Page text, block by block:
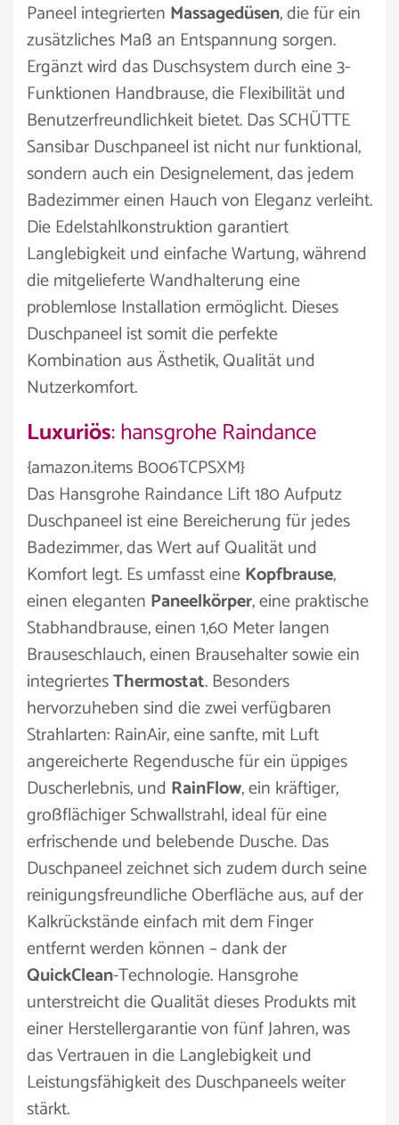
Paneel integrierten Massagedüsen, die für ein
zusätzliches Maß an Entspannung sorgen.
Ergänzt wird das Duschsystem durch eine 3-
Funktionen Handbrause, die Flexibilität und
Benutzerfreundlichkeit bietet. Das SCHÜTTE
Sansibar Duschpaneel ist nicht nur funktional,
sondern auch ein Designelement, das jedem
Badezimmer einen Hauch von Eleganz verleiht.
Die Edelstahlkonstruktion garantiert
Langlebigkeit und einfache Wartung, während
die mitgelieferte Wandhalterung eine
problemlose Installation ermöglicht. Dieses
Duschpaneel ist somit die perfekte
Kombination aus Ästhetik, Qualität und
Nutzerkomfort.
Luxuriös: hansgrohe Raindance
{amazon.items B006TCPSXM}
Das Hansgrohe Raindance Lift 180 Aufputz
Duschpaneel ist eine Bereicherung für jedes
Badezimmer, das Wert auf Qualität und
Komfort legt. Es umfasst eineKopfbrause,
einen eleganten Paneelkörper, eine praktische
Stabhandbrause, einen 1,60 Meter langen
Brauseschlauch, einen Brausehalter sowie ein
integriertesThermostat. Besonders
hervorzuheben sind die zwei verfügbaren
Strahlarten: RainAir, eine sanfte, mit Luft
angereicherte Regendusche für ein üppiges
Duscherlebnis, und RainFlow, ein kräftiger,
großflächiger Schwallstrahl, ideal für eine
erfrischende und belebende Dusche. Das
Duschpaneel zeichnet sich zudem durch seine
reinigungsfreundliche Oberfläche aus, auf der
Kalkrückstände einfach mit dem Finger
entfernt werden können – dank der
QuickClean-Technologie. Hansgrohe
unterstreicht die Qualität dieses Produkts mit
einer Herstellergarantie von fünf Jahren, was
das Vertrauen in die Langlebigkeit und
Leistungsfähigkeit des Duschpaneels weiter
stärkt.